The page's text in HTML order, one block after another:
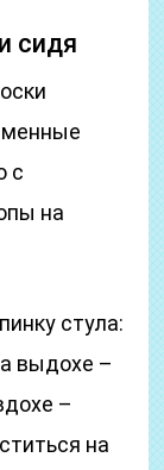
сидя
с
на
стула:
выдохе –
–
на